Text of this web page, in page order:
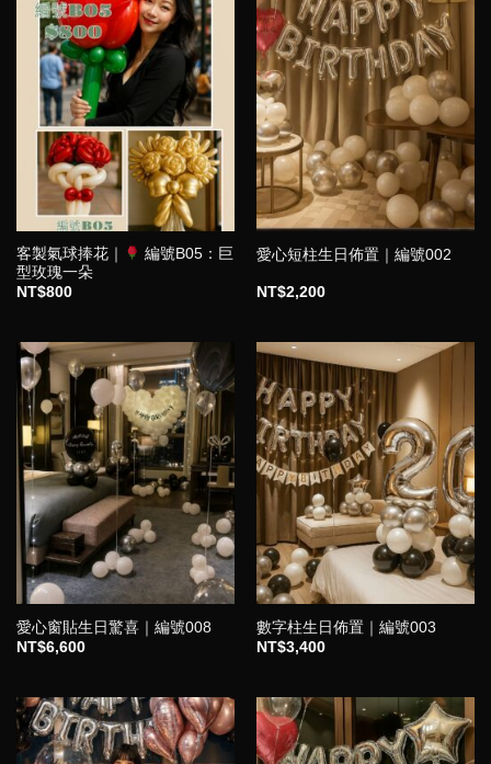
客製氣球捧花｜
編號B05：巨
型玫瑰一朵
NT$800
愛心短柱生日佈置｜編號002
NT$2,200
愛心窗貼生日驚喜｜編號008
NT$6,600
數字柱生日佈置｜編號003
NT$3,400